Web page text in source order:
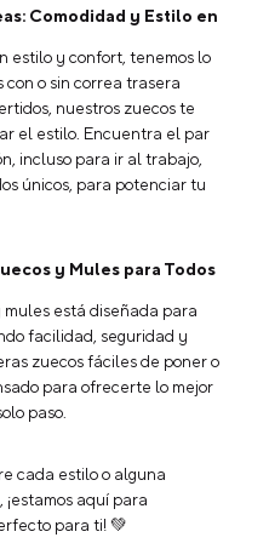
Comodidad y Estilo en
estilo y confort, tenemos lo
o sin correa trasera
nuestros zuecos te
el estilo. Encuentra el par
incluso para ir al trabajo,
únicos, para potenciar tu
y Mules para Todos
está diseñada para
facilidad, seguridad y
zuecos fáciles de poner o
para ofrecerte lo mejor
paso.
cada estilo o alguna
aquí para
para ti! 💚